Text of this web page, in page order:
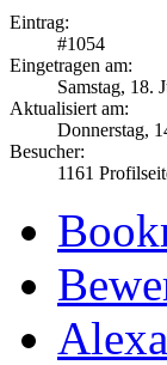
Eintrag:
#1054
Eingetragen am:
Samstag, 18.
Aktualisiert am:
Donnerstag,
Besucher:
1161
Alexa